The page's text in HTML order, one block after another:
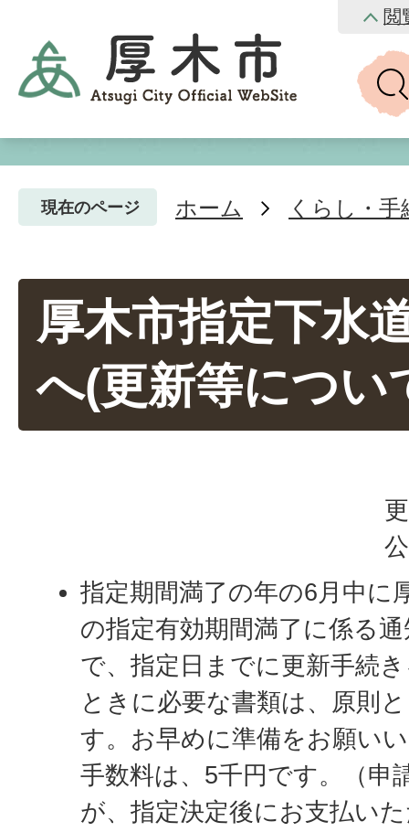
閲
現在のページ ホーム くらし・手
厚木市指定下水
へ(更新等につい
指定期間満了の年の6月中に
の指定有効期間満了に係る
で、指定日までに更新手続
ときに必要な書類は、原則
す。お早めに準備をお願い
手数料は、5千円です。（申
が、指定決定後にお支払い